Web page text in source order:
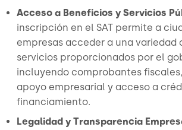
Acceso a Beneficios y Servicios
inscripción en el SAT permite a
empresas acceder a una variedad
servicios proporcionados por el
incluyendo comprobantes
apoyo empresarial y acceso a
financiamiento.
Legalidad y Transparencia